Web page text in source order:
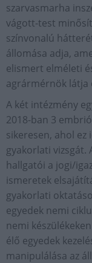
szarvasmarha
vágott-test
színvonalú
állomása adja,
elismert elméleti
agrármérnök látja
A két intézmény
2018-ban 3
sikeresen, ahol
gyakorlati vizsgát.
hallgatói a jogi/
ismeretek
gyakorlati
egyedek nemi
nemi
élő egyedek
manipulálása az